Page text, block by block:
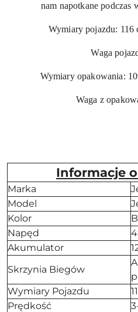
nam napotkane podczas
Wymiary pojazdu: 116
Waga
Wymiary opakowania:
Waga z
Informacje
Marka
Model
Kolor
Napęd
Akumulator
Skrzynia Biegów
Wymiary Pojazdu
Prędkość